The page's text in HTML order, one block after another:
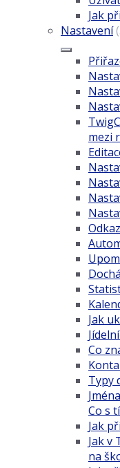
Jak
Nastavení
mezi
Jak
Co
Typy
Co s
Jak
Jak v
na